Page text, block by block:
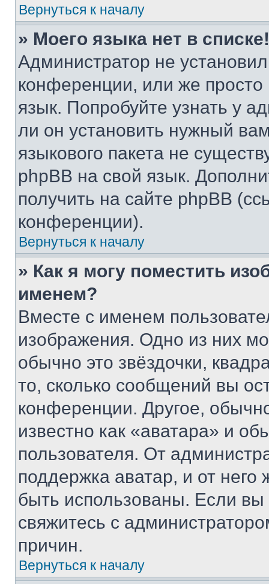
Вернуться к началу
» Моего языка нет в списке!
Администратор не
конференции, или же
язык. Попробуйте узнать у
ли он установить нужный
языкового пакета не
phpBB на свой язык.
получить на сайте phpBB
конференции).
Вернуться к началу
» Как я могу поместить
именем?
Вместе с именем
изображения. Одно из них
обычно это звёздочки,
то, сколько сообщений вы
конференции. Другое,
известно как «аватара» и
пользователя. От
поддержка аватар, и от него
быть использованы. Если
свяжитесь с
причин.
Вернуться к началу